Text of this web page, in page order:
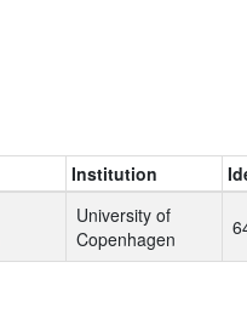
Institution
University of
Copenhagen